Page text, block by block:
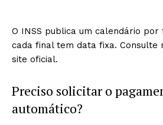
O INSS publica um calendário por
cada final tem data fixa. Consulte
site oficial.
Preciso solicitar o
automático?